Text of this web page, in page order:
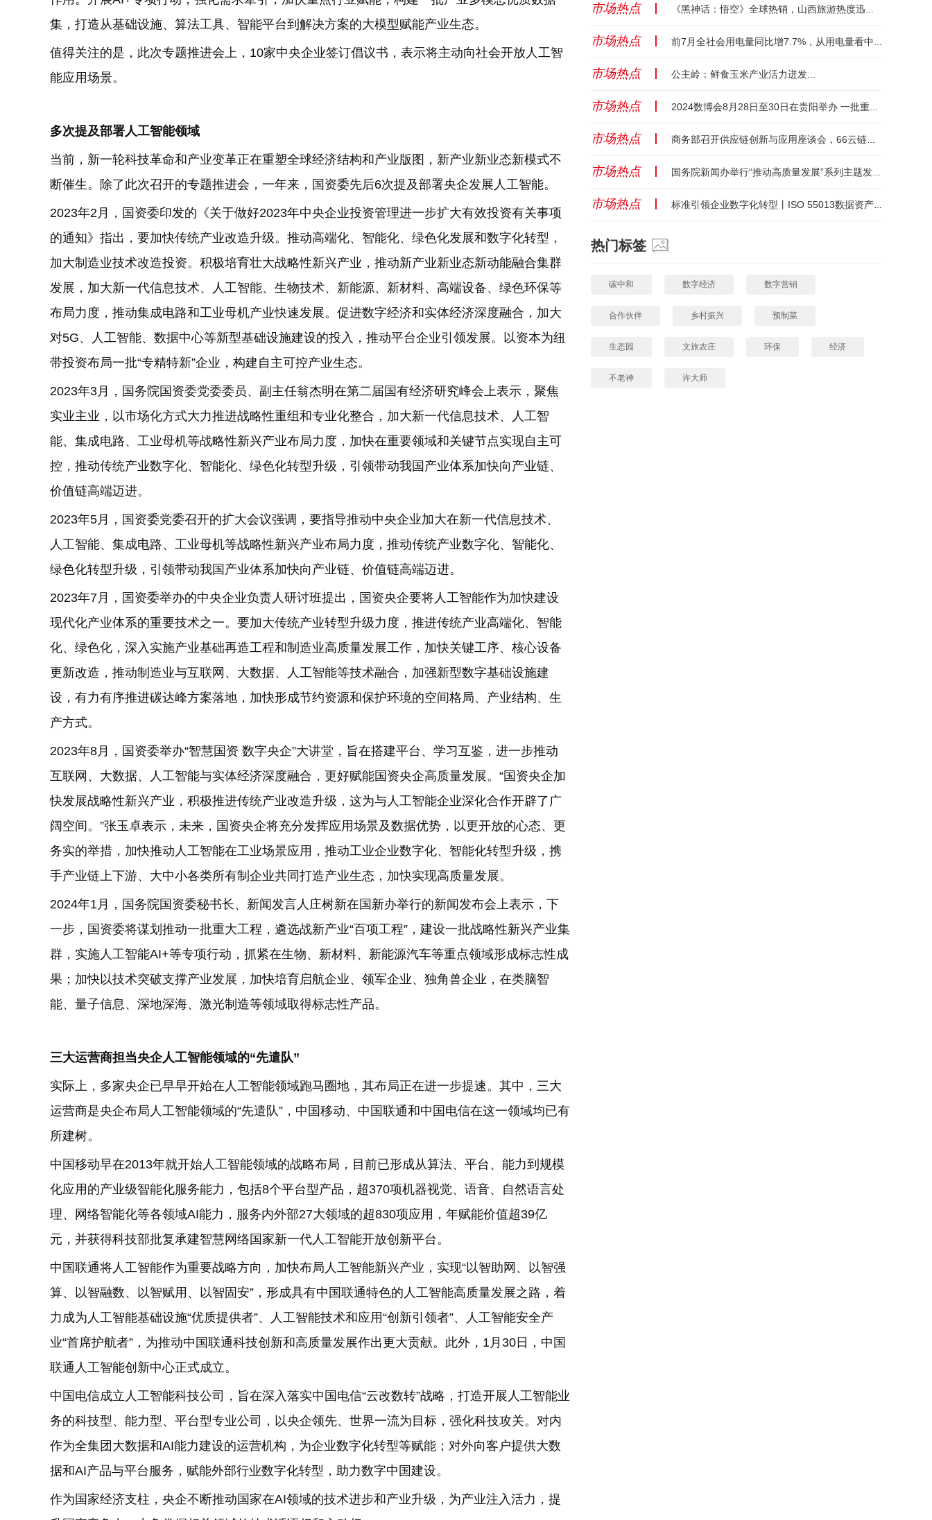
集，打造从基础设施、算法工具、智能平台到解决方案的大模型赋能产业生态。
值得关注的是，此次专题推进会上，10家中央企业签订倡议书，表示将主动向社会开放人工智
能应用场景。
多次提及部署人工智能领域
当前，新一轮科技革命和产业变革正在重塑全球经济结构和产业版图，新产业新业态新模式不
断催生。除了此次召开的专题推进会，一年来，国资委先后6次提及部署央企发展人工智能。
2023年2月，国资委印发的《关于做好2023年中央企业投资管理进一步扩大有效投资有关事项
的通知》指出，要加快传统产业改造升级。推动高端化、智能化、绿色化发展和数字化转型，
加大制造业技术改造投资。积极培育壮大战略性新兴产业，推动新产业新业态新动能融合集群
发展，加大新一代信息技术、人工智能、生物技术、新能源、新材料、高端设备、绿色环保等
布局力度，推动集成电路和工业母机产业快速发展。促进数字经济和实体经济深度融合，加大
对5G、人工智能、数据中心等新型基础设施建设的投入，推动平台企业引领发展。以资本为纽
带投资布局一批“专精特新”企业，构建自主可控产业生态。
2023年3月，国务院国资委党委委员、副主任翁杰明在第二届国有经济研究峰会上表示，聚焦
实业主业，以市场化方式大力推进战略性重组和专业化整合，加大新一代信息技术、人工智
能、集成电路、工业母机等战略性新兴产业布局力度，加快在重要领域和关键节点实现自主可
控，推动传统产业数字化、智能化、绿色化转型升级，引领带动我国产业体系加快向产业链、
价值链高端迈进。
2023年5月，国资委党委召开的扩大会议强调，要指导推动中央企业加大在新一代信息技术、
人工智能、集成电路、工业母机等战略性新兴产业布局力度，推动传统产业数字化、智能化、
绿色化转型升级，引领带动我国产业体系加快向产业链、价值链高端迈进。
2023年7月，国资委举办的中央企业负责人研讨班提出，国资央企要将人工智能作为加快建设
现代化产业体系的重要技术之一。要加大传统产业转型升级力度，推进传统产业高端化、智能
化、绿色化，深入实施产业基础再造工程和制造业高质量发展工作，加快关键工序、核心设备
更新改造，推动制造业与互联网、大数据、人工智能等技术融合，加强新型数字基础设施建
设，有力有序推进碳达峰方案落地，加快形成节约资源和保护环境的空间格局、产业结构、生
产方式。
2023年8月，国资委举办“智慧国资 数字央企”大讲堂，旨在搭建平台、学习互鉴，进一步推动
互联网、大数据、人工智能与实体经济深度融合，更好赋能国资央企高质量发展。“国资央企加
快发展战略性新兴产业，积极推进传统产业改造升级，这为与人工智能企业深化合作开辟了广
阔空间。”张玉卓表示，未来，国资央企将充分发挥应用场景及数据优势，以更开放的心态、更
务实的举措，加快推动人工智能在工业场景应用，推动工业企业数字化、智能化转型升级，携
手产业链上下游、大中小各类所有制企业共同打造产业生态，加快实现高质量发展。
2024年1月，国务院国资委秘书长、新闻发言人庄树新在国新办举行的新闻发布会上表示，下
一步，国资委将谋划推动一批重大工程，遴选战新产业“百项工程”，建设一批战略性新兴产业集
群，实施人工智能AI+等专项行动，抓紧在生物、新材料、新能源汽车等重点领域形成标志性成
果；加快以技术突破支撑产业发展，加快培育启航企业、领军企业、独角兽企业，在类脑智
能、量子信息、深地深海、激光制造等领域取得标志性产品。
三大运营商担当央企人工智能领域的“先遣队”
实际上，多家央企已早早开始在人工智能领域跑马圈地，其布局正在进一步提速。其中，三大
运营商是央企布局人工智能领域的“先遣队”，中国移动、中国联通和中国电信在这一领域均已有
所建树。
中国移动早在2013年就开始人工智能领域的战略布局，目前已形成从算法、平台、能力到规模
化应用的产业级智能化服务能力，包括8个平台型产品，超370项机器视觉、语音、自然语言处
理、网络智能化等各领域AI能力，服务内外部27大领域的超830项应用，年赋能价值超39亿
元，并获得科技部批复承建智慧网络国家新一代人工智能开放创新平台。
中国联通将人工智能作为重要战略方向，加快布局人工智能新兴产业，实现“以智助网、以智强
算、以智融数、以智赋用、以智固安”，形成具有中国联通特色的人工智能高质量发展之路，着
力成为人工智能基础设施“优质提供者”、人工智能技术和应用“创新引领者”、人工智能安全产
业“首席护航者”，为推动中国联通科技创新和高质量发展作出更大贡献。此外，1月30日，中国
联通人工智能创新中心正式成立。
中国电信成立人工智能科技公司，旨在深入落实中国电信“云改数转”战略，打造开展人工智能业
务的科技型、能力型、平台型专业公司，以央企领先、世界一流为目标，强化科技攻关。对内
作为全集团大数据和AI能力建设的运营机构，为企业数字化转型等赋能；对外向客户提供大数
据和AI产品与平台服务，赋能外部行业数字化转型，助力数字中国建设。
作为国家经济支柱，央企不断推动国家在AI领域的技术进步和产业升级，为产业注入活力，提
市场热点 《黑神话：悟空》全球热销，山西旅游热度迅速攀升...
市场热点 前7月全社会用电量同比增7.7%，从用电量看中国经济向“新”力...
市场热点 公主岭：鲜食玉米产业活力迸发...
市场热点 2024数博会8月28日至30日在贵阳举办 一批重要政策将集中发布...
市场热点 商务部召开供应链创新与应用座谈会，66云链受邀发言...
市场热点 国务院新闻办举行“推动高质量发展”系列主题发布会（工业和信息化部）...
市场热点 标准引领企业数字化转型丨ISO 55013数据资产管理国际标准发布...
热门标签
碳中和 数字经济 数字营销
合作伙伴 乡村振兴 预制菜
生态园 文旅农庄 环保 经济
不老神 许大师